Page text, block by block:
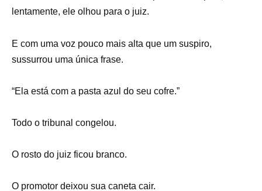
lentamente, ele olhou para o juiz.
E com uma voz pouco mais alta que um suspiro,
sussurrou uma única frase.
“Ela está com a pasta azul do seu cofre.”
Todo o tribunal congelou.
O rosto do juiz ficou branco.
O promotor deixou sua caneta cair.